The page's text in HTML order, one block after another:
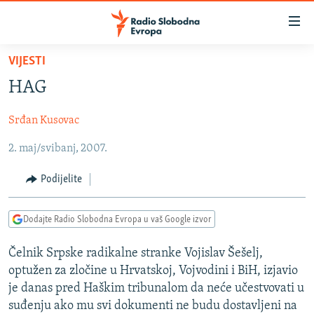
Pređite
glavni
Pređite
na
navigaciju
Pređite
na
pretragu
SRBIJA
KOSOVO
CRNA GORA
VIZUELNO
VIDEO
FOTOGALERIJE
INFOGRAFIKE
PODCASTI
RAT U UKRAJINI
KINA NA BALKANU
RSE PRIČE IZ SVIJETA
VIJESTI
HAG
Srđan Kusovac
2. maj/svibanj, 2007.
Podijelite
Dodajte Radio Slobodna Evropa u vaš Google izvor
Čelnik Srpske radikalne stranke Vojislav Šešelj,
optužen za zločine u Hrvatskoj, Vojvodini i BiH, izjavio
je danas pred Haškim tribunalom da neće učestvovati u
suđenju ako mu svi dokumenti ne budu dostavljeni na